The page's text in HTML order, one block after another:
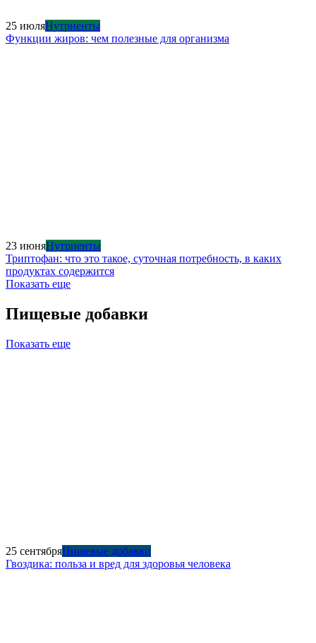
25 июляНутриенты
Функции жиров: чем полезные для организма
23 июняНутриенты
Триптофан: что это такое, суточная потребность, в каких
продуктах содержится
Показать еще
Пищевые добавки
Показать еще
25 сентябряПищевые добавки
Гвоздика: польза и вред для здоровья человека